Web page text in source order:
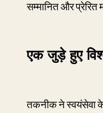
सम्मानित और
एक जुड़े हुए
तकनीक ने स्वयंसेवा